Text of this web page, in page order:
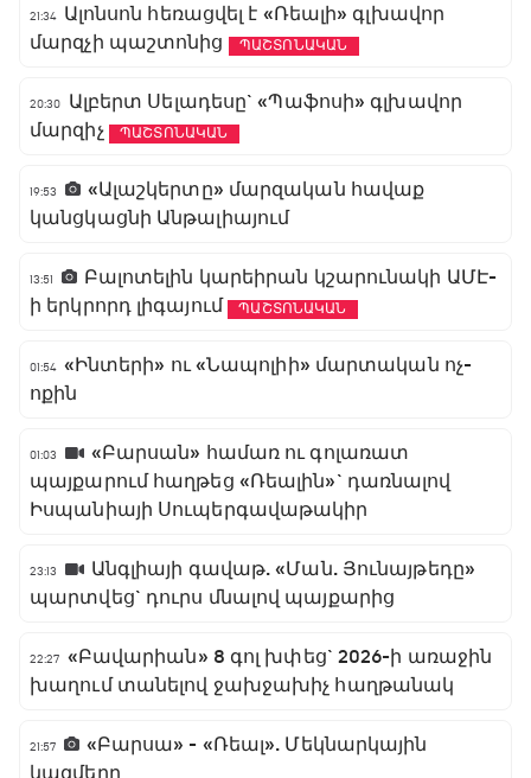
21:34 Ալոնսոն հեռացվել է «Ռեալի» գլխավոր
մարզչի պաշտոնից
ՊԱՇՏՈՆԱԿԱՆ
20:30
Ալբերտ Սելադեսը` «Պաֆոսի» գլխավոր
մարզիչ
ՊԱՇՏՈՆԱԿԱՆ
19:53
«Ալաշկերտը» մարզական հավաք
կանցկացնի Անթալիայում
13:51
Բալոտելին կարեիրան կշարունակի ԱՄԷ-
ի երկրորդ լիգայում
ՊԱՇՏՈՆԱԿԱՆ
01:54 «Ինտերի» ու «Նապոլիի» մարտական ոչ-
ոքին
01:03
«Բարսան» համառ ու գոլառատ
պայքարում հաղթեց «Ռեալին»` դառնալով
Իսպանիայի Սուպերգավաթակիր
23:13
Անգլիայի գավաթ. «Ման. Յունայթեդը»
պարտվեց` դուրս մնալով պայքարից
22:27 «Բավարիան» 8 գոլ խփեց` 2026-ի առաջին
խաղում տանելով ջախջախիչ հաղթանակ
21:57
«Բարսա» - «Ռեալ». Մեկնարկային
կազմերը